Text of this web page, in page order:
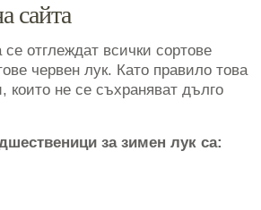
сайта
отглеждат всички сортове
червен лук. Като правило това
които не се съхраняват дълго
за зимен лук са: